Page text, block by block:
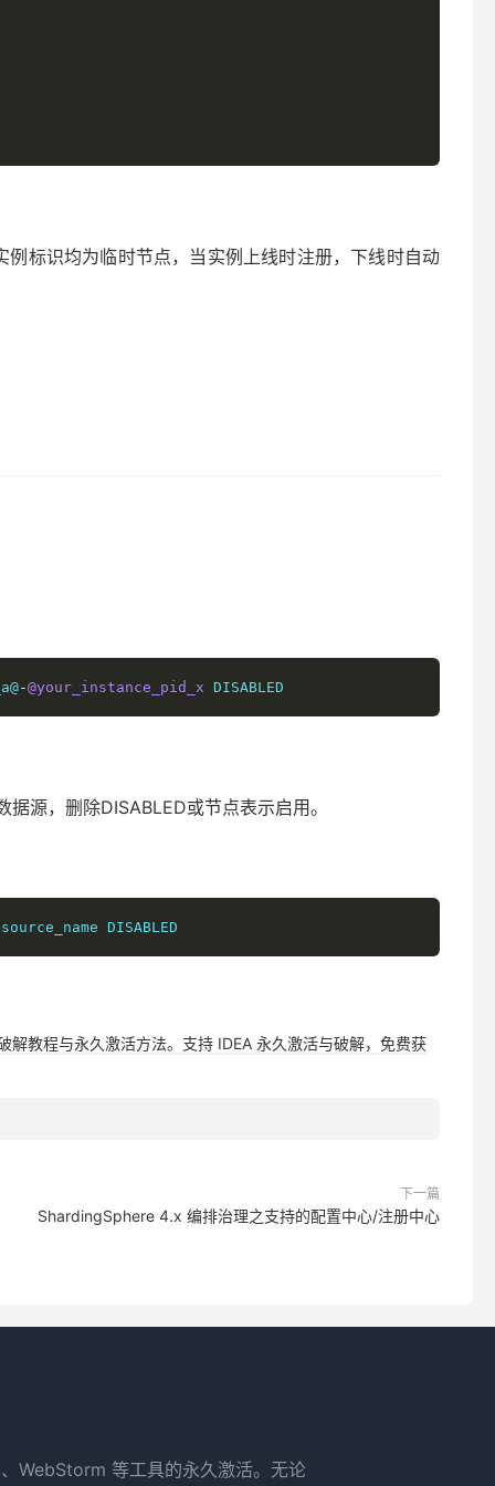
标识均为临时节点，当实例上线时注册，下线时自动
-@your_instance_pid_x
据源，删除DISABLED或节点表示启用。
教程与永久激活方法。支持 IDEA 永久激活与破解，免费获
下一篇
ShardingSphere 4.x 编排治理之支持的配置中心/注册中心
WebStorm 等工具的永久激活。无论